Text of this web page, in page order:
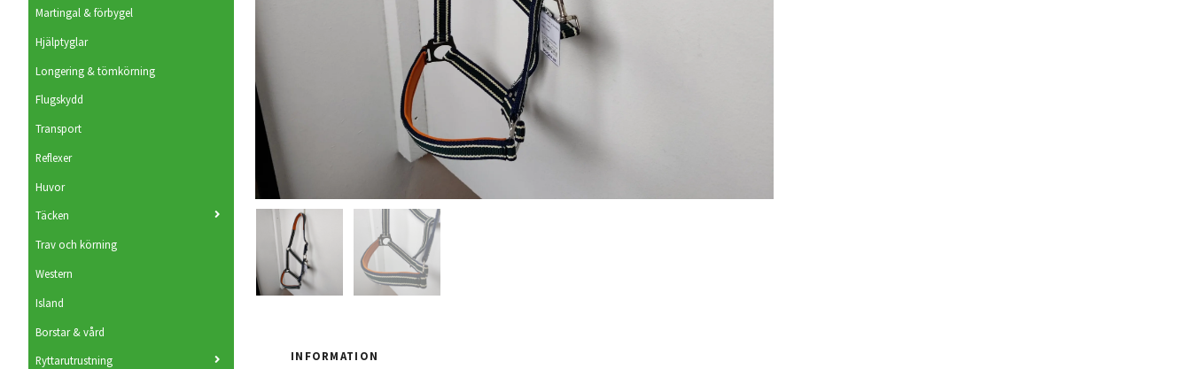
Martingal & förbygel
Hjälptyglar
Longering & tömkörning
Flugskydd
Transport
Reflexer
Huvor
Täcken
Trav och körning
Western
Island
Borstar & vård
Ryttarutrustning INFORMATION